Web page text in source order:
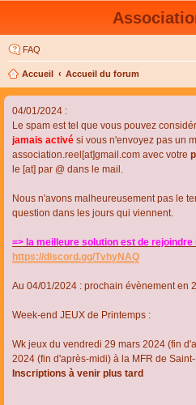
FAQ
Accueil Accueil du forum
04/01/2024 :
Le spam est tel que vous pouvez
jamais activé si vous n'envoyez pas un
association.reel[at]gmail.com avec votre
le [at] par @ dans le mail.
Nous n'avons malheureusement pas le
question dans les jours qui viennent.
=> la meilleure solution est de
https://discord.gg/TvhyNAQ
Au 04/01/2024 : prochain évènement en
Week-end JEUX de Printemps :
Wk jeux du vendredi 29 mars 2024 (fin
2024 (fin d'après-midi) à la MFR de
Inscriptions à venir plus tard